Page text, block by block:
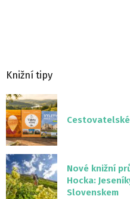
Knižní tipy
Nové knižní
Hocka:
Slovenskem